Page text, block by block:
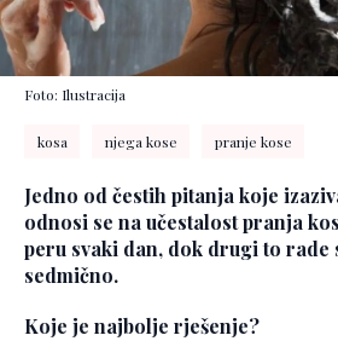
Foto: Ilustracija
kosa njega kose pranje kose
Jedno od čestih pitanja koje
odnosi se na učestalost pranja
peru svaki dan, dok drugi to rade
sedmično.
Koje je najbolje rješenje?